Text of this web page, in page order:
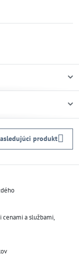
produkt
cenami a službami,